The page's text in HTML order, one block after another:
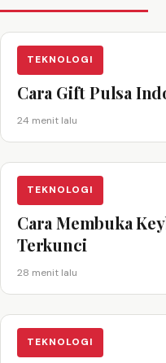
TEKNOLOGI
Cara Gift Pulsa
24 menit lalu
TEKNOLOGI
Cara Membuka
Terkunci
28 menit lalu
TEKNOLOGI